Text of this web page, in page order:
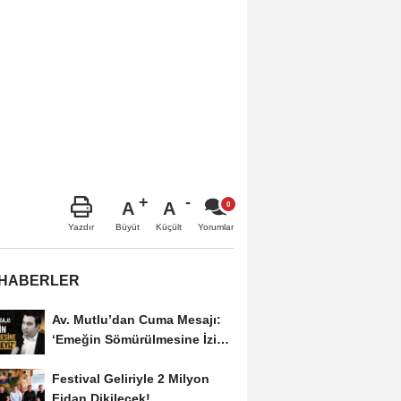
Yazdır
A
Büyüt
A
Küçült Yorumlar
Av. Mutlu’dan Cuma Mesajı:
‘Emeğin Sömürülmesine İzin
Festival Geliriyle 2 Milyon